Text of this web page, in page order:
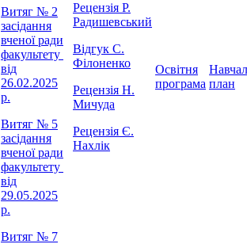
Витяг № 2
засідання
вченої ради
факультету
від
26.02.2025
р.
Витяг № 5
засідання
вченої ради
факультету
від
29.05.2025
р.
Витяг № 7
Рецензія Р.
Радишевський
Відгук С.
Філоненко
Рецензія Н.
Мичуда
Рецензія Є.
Нахлік
Освітня
програма план